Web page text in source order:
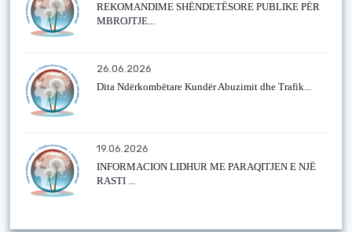
REKOMANDIME SHËNDETËSORE PUBLIKE PËR
MBROJTJE...
26.06.2026
Dita Ndërkombëtare Kundër Abuzimit dhe Trafik...
19.06.2026
INFORMACION LIDHUR ME PARAQITJEN E NJË
RASTI ...